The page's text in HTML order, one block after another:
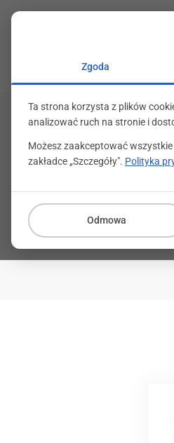
Zgoda
Ta strona korzysta z plików
analizować ruch na stronie i
Możesz zaakceptować
zakładce „Szczegóły". Polityka
Odmowa